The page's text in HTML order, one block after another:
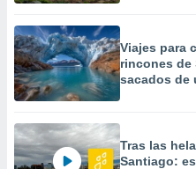
Viajes para
rincones de
sacados de
Tras las
Santiago: